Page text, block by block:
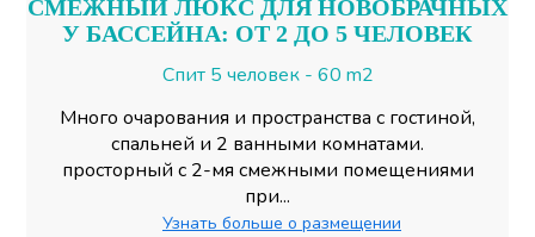
СМЕЖНЫЙ ЛЮКС ДЛЯ НОВОБРАЧНЫХ
У БАССЕЙНА: ОТ 2 ДО 5 ЧЕЛОВЕК
Спит 5 человек - 60 m2
Много очарования и пространства с гостиной,
спальней и 2 ванными комнатами.
просторный с 2-мя смежными помещениями
при...
Узнать больше о размещении